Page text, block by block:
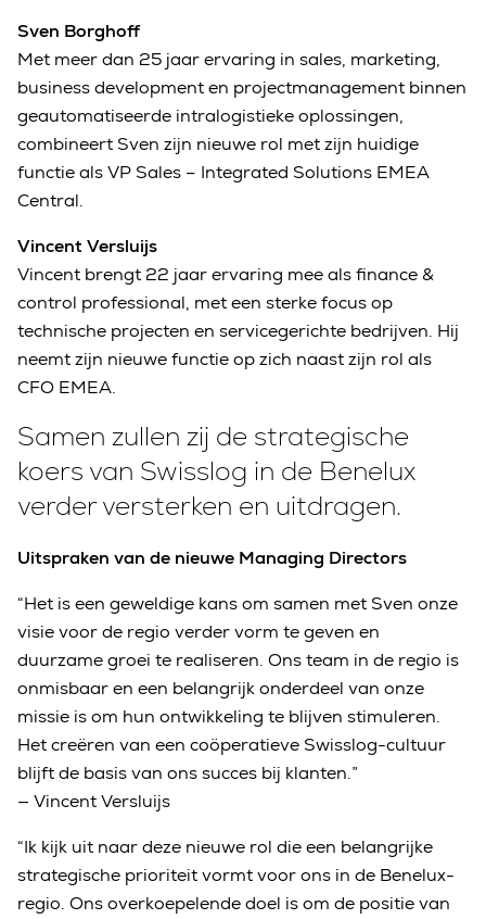
Sven Borghoff
Met meer dan 25 jaar ervaring in sales, marketing,
business development en projectmanagement binnen
geautomatiseerde intralogistieke oplossingen,
combineert Sven zijn nieuwe rol met zijn huidige
functie als VP Sales – Integrated Solutions EMEA
Central.
Vincent Versluijs
Vincent brengt 22 jaar ervaring mee als finance &
control professional, met een sterke focus op
technische projecten en servicegerichte bedrijven. Hij
neemt zijn nieuwe functie op zich naast zijn rol als
CFO EMEA.
Samen zullen zij de strategische
koers van Swisslog in de Benelux
verder versterken en uitdragen.
Uitspraken van de nieuwe Managing Directors
“Het is een geweldige kans om samen met Sven onze
visie voor de regio verder vorm te geven en
duurzame groei te realiseren. Ons team in de regio is
onmisbaar en een belangrijk onderdeel van onze
missie is om hun ontwikkeling te blijven stimuleren.
Het creëren van een coöperatieve Swisslog-cultuur
blijft de basis van ons succes bij klanten.”
— Vincent Versluijs
“Ik kijk uit naar deze nieuwe rol die een belangrijke
strategische prioriteit vormt voor ons in de Benelux-
regio. Ons overkoepelende doel is om de positie van